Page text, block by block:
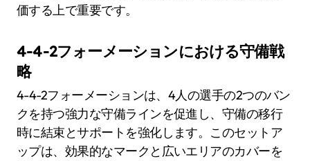
価する上で重要です。
4-4-2フォーメーションにおける守備戦
略
4-4-2フォーメーションは、4人の選手の2つのバン
クを持つ強力な守備ラインを促進し、守備の移行
時に結束とサポートを強化します。このセットア
ップは、効果的なマークと広いエリアのカバーを